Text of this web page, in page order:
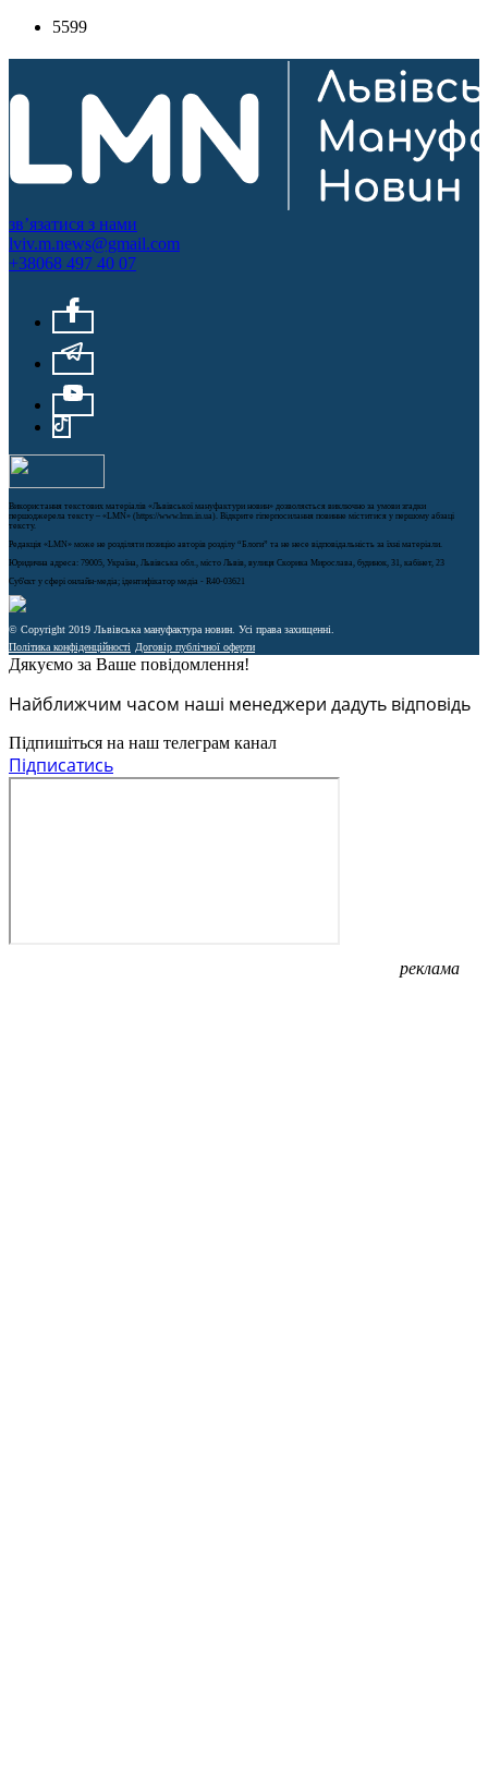
реклама
реклама
5599
зв’язатися з нами
lviv.m.news@gmail.com
+38068 497 40 07
Використання текстових матеріалів «Львівської мануфактури новин» дозволяється виключно за умови згадки
першоджерела тексту – «LMN» (https://www.lmn.in.ua). Відкрите гіперпосилання повинне міститися у першому абзаці
тексту.
Редакція «LMN» може не розділяти позицію авторів розділу “Блоги” та не несе відповідальність за їхні матеріали.
Юридична адреса: 79005, Україна, Львівська обл., місто Львів, вулиця Скорика Мирослава, будинок, 31, кабінет, 23
Cуб'єкт у сфері онлайн-медіа; ідентифікатор медіа - R40-03621
© Copyright 2019 Львівська мануфактура новин. Усі права захищенні.
Політика конфіденційності Договір публічної оферти
Дякуємо за Ваше повідомлення!
Найближчим часом наші менеджери дадуть відповідь
Підпишіться на наш телеграм канал
Підписатись